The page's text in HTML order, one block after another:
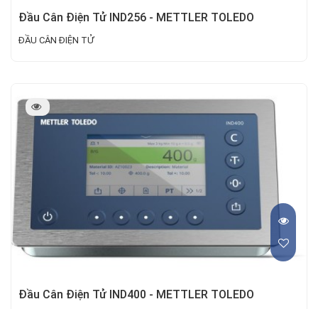
Đầu Cân Điện Tử IND256 - METTLER TOLEDO
ĐẦU CÂN ĐIỆN TỬ
Đầu Cân Điện Tử IND400 - METTLER TOLEDO